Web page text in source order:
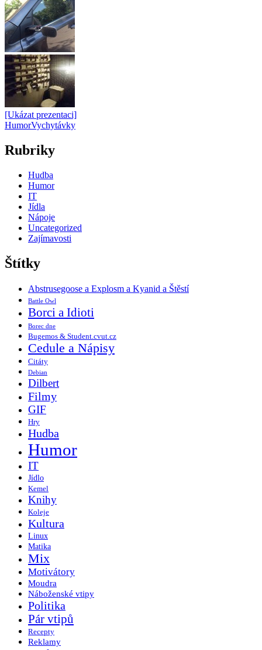
[Ukázat prezentaci]
HumorVychytávky
Rubriky
Hudba
Humor
IT
Jídla
Nápoje
Uncategorized
Zajímavosti
Štítky
Abstrusegoose a Explosm a Kyanid a Štěstí
Battle Owl
Borci a Idioti
Borec dne
Bugemos & Student.cvut.cz
Cedule a Nápisy
Citáty
Debian
Dilbert
Filmy
GIF
Hry
Hudba
Humor
IT
Jídlo
Kemel
Knihy
Koleje
Kultura
Linux
Matika
Mix
Motivátory
Moudra
Náboženské vtipy
Politika
Pár vtipů
Recepty
Reklamy